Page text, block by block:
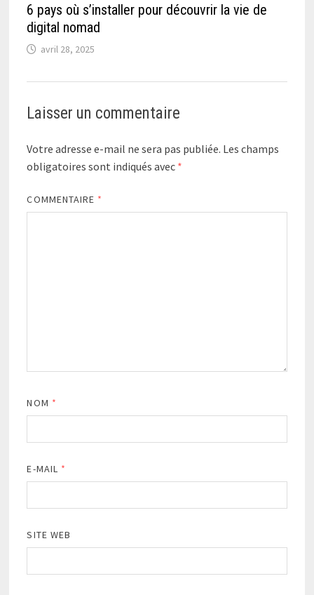
6 pays où s’installer pour découvrir la vie de
digital nomad
avril 28, 2025
Laisser un commentaire
Votre adresse e-mail ne sera pas publiée. Les champs
obligatoires sont indiqués avec *
COMMENTAIRE *
NOM *
E-MAIL *
SITE WEB